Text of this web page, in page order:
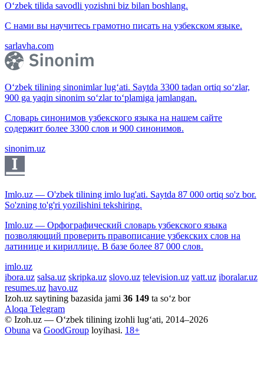
O‘zbek tilida savodli yozishni biz bilan boshlang.
С нами вы научитесь грамотно писать на узбекском языке.
sarlavha.com
O‘zbek tilining sinonimlar lug‘ati. Saytda 3300 tadan ortiq so‘zlar,
900 ga yaqin sinonim so‘zlar to‘plamiga jamlangan.
Словарь синонимов узбекского языка на нашем сайте
содержит более 3300 слов и 900 синонимов.
sinonim.uz
Imlo.uz — O'zbek tilining imlo lug'ati. Saytda 87 000 ortiq so'z bor.
So'zning to'g'ri yozilishini tekshiring.
Imlo.uz — Орфографический словарь узбекского языка
позволяющий проверить правописание узбекских слов на
латинице и кириллице. В базе более 87 000 слов.
imlo.uz
ibora.uz salsa.uz skripka.uz slovo.uz television.uz vatt.uz iboralar.uz
resumes.uz havo.uz
Izoh.uz saytining bazasida jami 36 149 ta so‘z bor
Aloqa Telegram
© Izoh.uz — O‘zbek tilining izohli lug‘ati, 2014–2026
Obuna va GoodGroup loyihasi. 18+